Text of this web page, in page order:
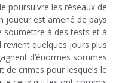
poursuivre les réseaux de
joueur est amené de pays
soumettre à des tests et à
quelques jours plus
d’énormes sommes
de crimes pour lesquels le